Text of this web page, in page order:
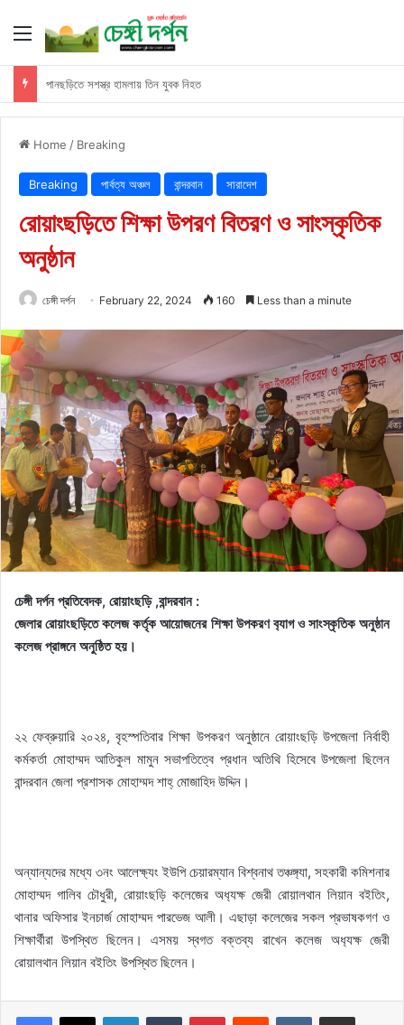
Menu
অভিযানে হালদা নদীতে ৬ হাজার মিটার জাল জব্দ
Home / Breaking
Breaking পার্বত্য অঞ্চল বান্দরবান সারাদেশ
রোয়াংছড়িতে শিক্ষা উপরণ বিতরণ ও সাংস্কৃতিক
অনুষ্ঠান
চেঙ্গী দর্পন February 22, 2024 160 Less than a minute
চেঙ্গী দর্পন প্রতিবেদক, রোয়াংছড়ি ,বান্দরবান :
জেলার রোয়াংছড়িতে কলেজ কর্তৃক আয়োজনের শিক্ষা উপকরণ ব‍্যাগ ও সাংস্কৃতিক অনুষ্ঠান
কলেজ প্রাঙ্গনে অনুষ্ঠিত হয়।
২২ ফেব্রুয়ারি ২০২৪, বৃহস্পতিবার শিক্ষা উপকরণ অনুষ্ঠানে রোয়াংছড়ি উপজেলা নির্বাহী
কর্মকর্তা মোহাম্মদ আতিকুল মামুন সভাপতিত্বে প্রধান অতিথি হিসেবে উপজেলা ছিলেন
বান্দরবান জেলা প্রশাসক মোহাম্মদ শাহ্ মোজাহিদ উদ্দিন।
অন্যান্যদের মধ্যে ৩নং আলেক্ষ‍্যং ইউপি চেয়ারম্যান বিশ্বনাথ তঞ্চঙ্গ‍্যা, সহকারী কমিশনার
মোহাম্মদ গালিব চৌধুরী, রোয়াংছড়ি কলেজের অধ‍্যক্ষ জেরী রোয়ালথান লিয়ান বইতিং,
থানার অফিসার ইনচার্জ মোহাম্মদ পারভেজ আলী। এছাড়া কলেজের সকল প্রভাষকগণ ও
শিক্ষার্থীরা উপস্থিত ছিলেন। এসময় স্বগত বক্তব্য রাখেন কলেজ অধ‍্যক্ষ জেরী
রোয়ালথান লিয়ান বইতিং উপস্থিত ছিলেন।
LinkedInTumblr PinterestReddit VKontakteShare via Email